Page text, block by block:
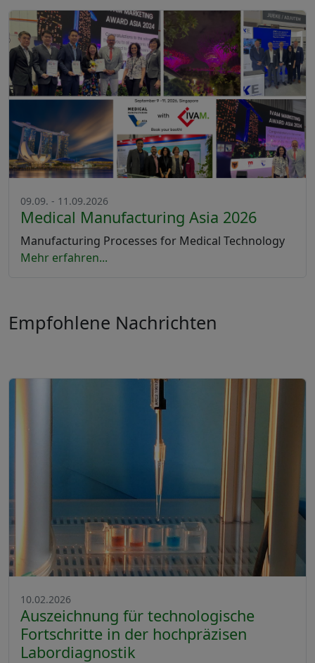
09.09. - 11.09.2026
Medical Manufacturing Asia 2026
Manufacturing Processes for Medical Technology
Mehr erfahren...
Empfohlene Nachrichten
10.02.2026
Auszeichnung für technologische
Fortschritte in der hochpräzisen
Labordiagnostik